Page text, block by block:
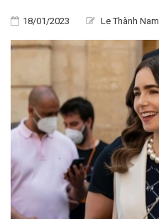
18/01/2023 Le Thành Nam